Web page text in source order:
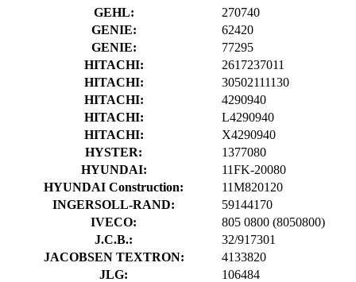
GEHL:
270740
GENIE:
62420
GENIE:
77295
HITACHI:
2617237011
HITACHI:
30502111130
HITACHI:
4290940
HITACHI:
L4290940
HITACHI:
X4290940
HYSTER:
1377080
HYUNDAI:
11FK-20080
HYUNDAI Construction:
11M820120
INGERSOLL-RAND:
59144170
IVECO:
805 0800 (8050800)
J.C.B.:
32/917301
JACOBSEN TEXTRON:
4133820
JLG:
106484